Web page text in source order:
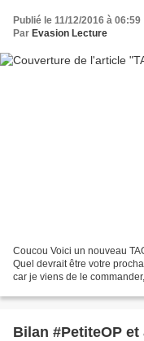
Publié le 11/12/2016 à 06:59
Par Evasion Lecture
Coucou Voici un nouveau
Quel devrait être votre
car je viens de le
Bilan #PetiteOP